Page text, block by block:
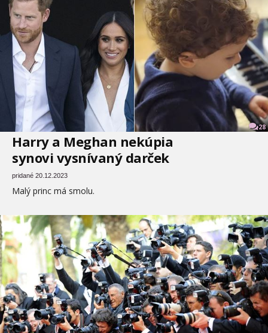
28
Harry a Meghan nekúpia
synovi vysnívaný darček
pridané 20.12.2023
Malý princ má smolu.